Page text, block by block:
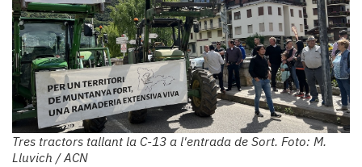
Tres tractors tallant la C-13 a l'entrada de Sort. Foto: M.
Lluvich / ACN